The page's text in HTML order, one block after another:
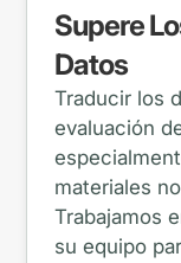
Supere
Datos
Traducir los
evaluación
materiales
Trabajamos
su equipo